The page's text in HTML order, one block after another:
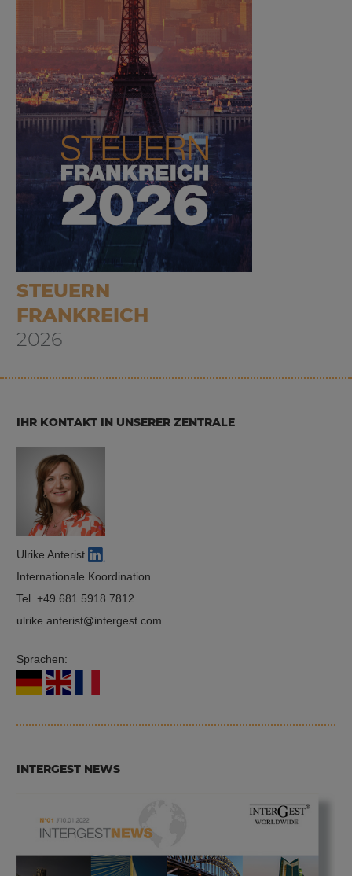
STEUERN
FRANKREICH
2026
IHR KONTAKT IN UNSERER ZENTRALE
Ulrike Anterist
Internationale Koordination
Tel. +49 681 5918 7812
ulrike.anterist
intergest.com
Sprachen:
INTERGEST NEWS